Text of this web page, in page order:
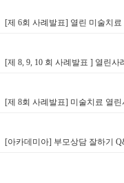
[제 6회 사례발표] 열린 미술치
[제 8, 9, 10 회 사례발표 ] 열린
[제 8회 사례발표] 미술치료 열
[아카데미아] 부모상담 잘하기